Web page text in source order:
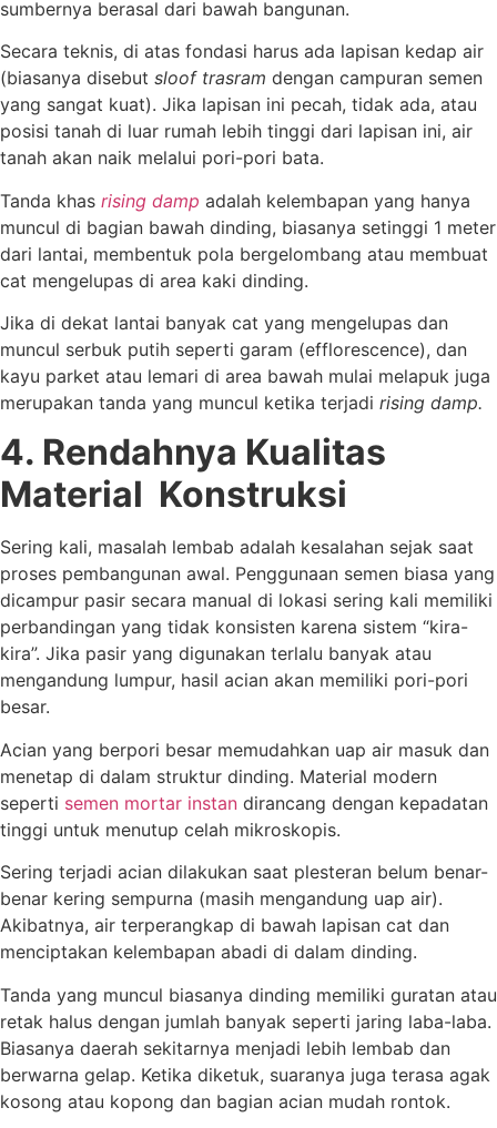
sumbernya berasal dari bawah bangunan.
Secara teknis, di atas fondasi harus ada lapisan kedap air
(biasanya disebut sloof trasram dengan campuran semen
yang sangat kuat). Jika lapisan ini pecah, tidak ada, atau
posisi tanah di luar rumah lebih tinggi dari lapisan ini, air
tanah akan naik melalui pori-pori bata.
Tanda khas rising damp adalah kelembapan yang hanya
muncul di bagian bawah dinding, biasanya setinggi 1 meter
dari lantai, membentuk pola bergelombang atau membuat
cat mengelupas di area kaki dinding.
Jika di dekat lantai banyak cat yang mengelupas dan
muncul serbuk putih seperti garam (efflorescence), dan
kayu parket atau lemari di area bawah mulai melapuk juga
merupakan tanda yang muncul ketika terjadi rising damp.
4. Rendahnya Kualitas
Material Konstruksi
Sering kali, masalah lembab adalah kesalahan sejak saat
proses pembangunan awal. Penggunaan semen biasa yang
dicampur pasir secara manual di lokasi sering kali memiliki
perbandingan yang tidak konsisten karena sistem “kira-
kira”. Jika pasir yang digunakan terlalu banyak atau
mengandung lumpur, hasil acian akan memiliki pori-pori
besar.
Acian yang berpori besar memudahkan uap air masuk dan
menetap di dalam struktur dinding. Material modern
seperti semen mortar instan dirancang dengan kepadatan
tinggi untuk menutup celah mikroskopis.
Sering terjadi acian dilakukan saat plesteran belum benar-
benar kering sempurna (masih mengandung uap air).
Akibatnya, air terperangkap di bawah lapisan cat dan
menciptakan kelembapan abadi di dalam dinding.
Tanda yang muncul biasanya dinding memiliki guratan atau
retak halus dengan jumlah banyak seperti jaring laba-laba.
Biasanya daerah sekitarnya menjadi lebih lembab dan
berwarna gelap. Ketika diketuk, suaranya juga terasa agak
kosong atau kopong dan bagian acian mudah rontok.